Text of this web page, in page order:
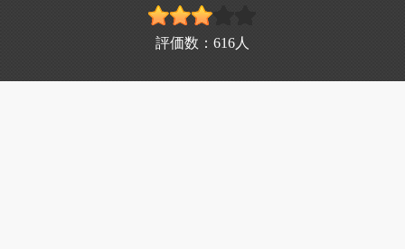
評価数： 616 人